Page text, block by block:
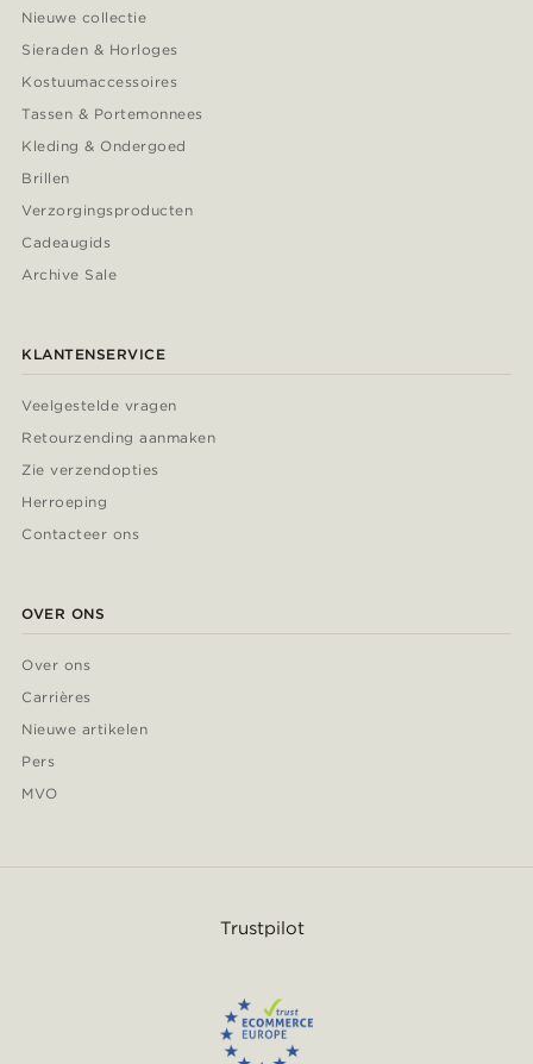
Nieuwe collectie
Sieraden & Horloges
Kostuumaccessoires
Tassen & Portemonnees
Kleding & Ondergoed
Brillen
Verzorgingsproducten
Cadeaugids
Archive Sale
KLANTENSERVICE
Veelgestelde vragen
Retourzending aanmaken
Zie verzendopties
Herroeping
Contacteer ons
OVER ONS
Over ons
Carrières
Nieuwe artikelen
Pers
MVO
Trustpilot